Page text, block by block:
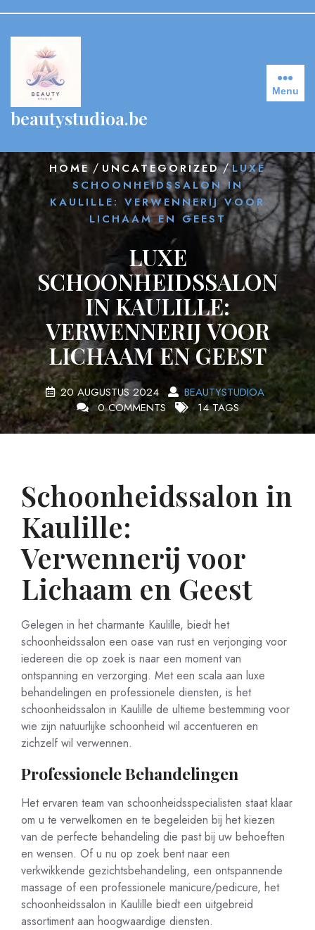
content
beautystudioa.be
Menu
HOME/ UNCATEGORIZED/LUXE
SCHOONHEIDSSALON IN
KAULILLE: VERWENNERIJ VOOR
LICHAAM EN GEEST
LUXE
SCHOONHEIDSSALON
IN KAULILLE:
VERWENNERIJ VOOR
LICHAAM EN GEEST
20 AUGUSTUS 2024
BEAUTYSTUDIOA
0 COMMENTS
14 TAGS
Schoonheidssalon in
Kaulille:
Verwennerij voor
Lichaam en Geest
Gelegen in het charmante Kaulille, biedt het
schoonheidssalon een oase van rust en verjonging voor
iedereen die op zoek is naar een moment van
ontspanning en verzorging. Met een scala aan luxe
behandelingen en professionele diensten, is het
schoonheidssalon in Kaulille de ultieme bestemming voor
wie zijn natuurlijke schoonheid wil accentueren en
zichzelf wil verwennen.
Professionele Behandelingen
Het ervaren team van schoonheidsspecialisten staat klaar
om u te verwelkomen en te begeleiden bij het kiezen
van de perfecte behandeling die past bij uw behoeften
en wensen. Of u nu op zoek bent naar een
verkwikkende gezichtsbehandeling, een ontspannende
massage of een professionele manicure/pedicure, het
schoonheidssalon in Kaulille biedt een uitgebreid
assortiment aan hoogwaardige diensten.